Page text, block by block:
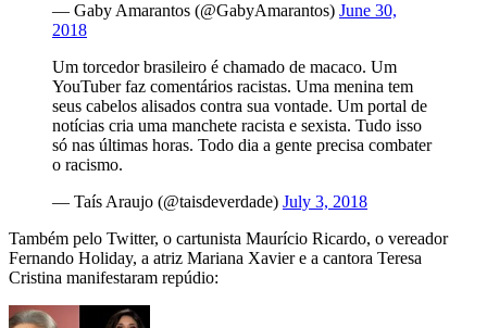
— Gaby Amarantos (@GabyAmarantos) June 30,
2018
Um torcedor brasileiro é chamado de macaco. Um
YouTuber faz comentários racistas. Uma menina tem
seus cabelos alisados contra sua vontade. Um portal de
notícias cria uma manchete racista e sexista. Tudo isso
só nas últimas horas. Todo dia a gente precisa combater
o racismo.
— Taís Araujo (@taisdeverdade) July 3, 2018
Também pelo Twitter, o cartunista Maurício Ricardo, o vereador
Fernando Holiday, a atriz Mariana Xavier e a cantora Teresa
Cristina manifestaram repúdio: